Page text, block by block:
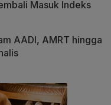
Masuk Indeks
AADI, AMRT hingga